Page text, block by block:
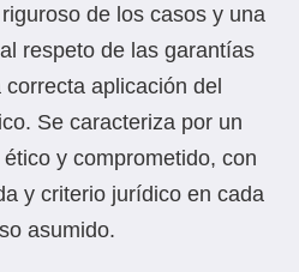
de los casos y una
respeto de las garantías
aplicación del
Se caracteriza por un
y comprometido, con
y criterio jurídico en cada
asumido.